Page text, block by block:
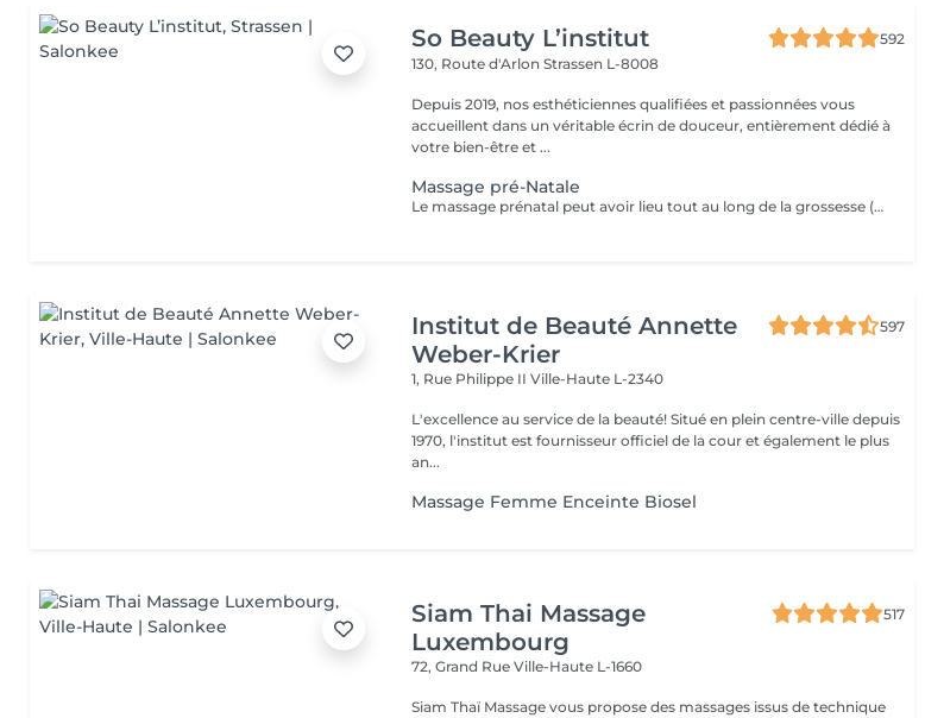
So Beauty L’institut
592
130, Route d'ArlonStrassen L-8008
Depuis 2019, nos esthéticiennes qualifiées et passionnées vous
accueillent dans un véritable écrin de douceur, entièrement dédié à
votre bien-être et ...
Massage pré-Natale
Le massage prénatal peut avoir lieu tout au long de la grossesse (dès 3 mois). Il a des vertus relaxantes et hydratantes et permet aussi d'améliorer les sensations de jambes lourdes et les petits maux de dos. Aucune contre-indication médicale n'existe.
Institut de Beauté Annette
Weber-Krier
597
1, Rue Philippe IIVille-Haute L-2340
L'excellence au service de la beauté! Situé en plein centre-ville depuis
1970, l'institut est fournisseur officiel de la cour et également le plus
an...
Massage Femme Enceinte Biosel
Siam Thai Massage
Luxembourg
517
72, Grand RueVille-Haute L-1660
Siam Thaï Massage vous propose des massages issus de technique